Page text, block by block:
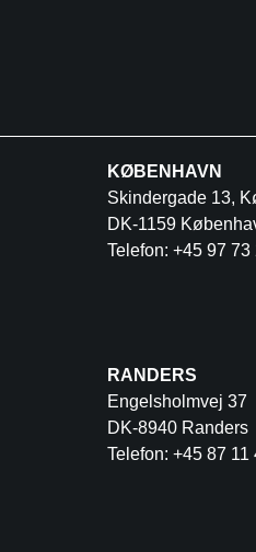
KØBENHAVN
Skindergade 13,
DK-1159
Telefon: +45 97 73
RANDERS
Engelsholmvej 37
DK-8940 Randers
Telefon: +45 87 11